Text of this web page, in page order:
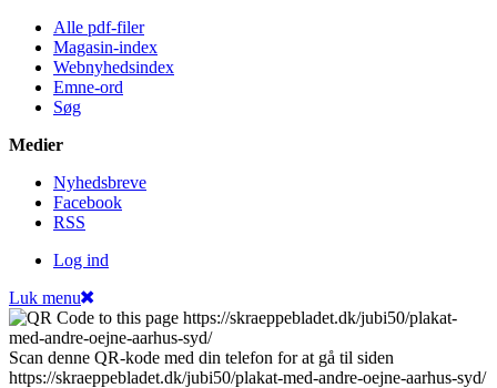
Alle pdf-filer
Magasin-index
Webnyhedsindex
Emne-ord
Søg
Medier
Nyheds­breve
Facebook
RSS
Log ind
Luk menu
Scan denne QR-kode med din telefon for at gå til siden
https://skraeppebladet.dk/jubi50/plakat-med-andre-oejne-aarhus-syd/